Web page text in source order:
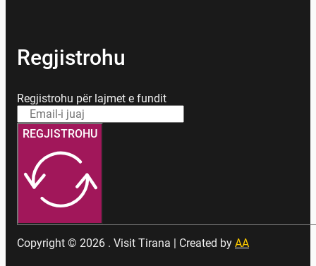
Regjistrohu
Regjistrohu për lajmet e fundit
REGJISTROHU
Copyright © 2026 . Visit Tirana | Created by AA